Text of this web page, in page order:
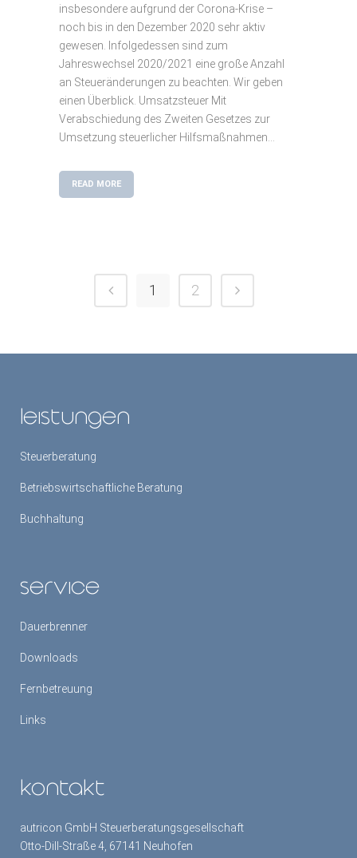
insbesondere aufgrund der Corona-Krise –
noch bis in den Dezember 2020 sehr aktiv
gewesen. Infolgedessen sind zum
Jahreswechsel 2020/2021 eine große Anzahl
an Steueränderungen zu beachten. Wir geben
einen Überblick. Umsatzsteuer Mit
Verabschiedung des Zweiten Gesetzes zur
Umsetzung steuerlicher Hilfsmaßnahmen...
READ MORE
1 2
leistungen
Steuerberatung
Betriebswirtschaftliche Beratung
Buchhaltung
service
Dauerbrenner
Downloads
Fernbetreuung
Links
kontakt
autricon GmbH Steuerberatungsgesellschaft
Otto-Dill-Straße 4, 67141 Neuhofen